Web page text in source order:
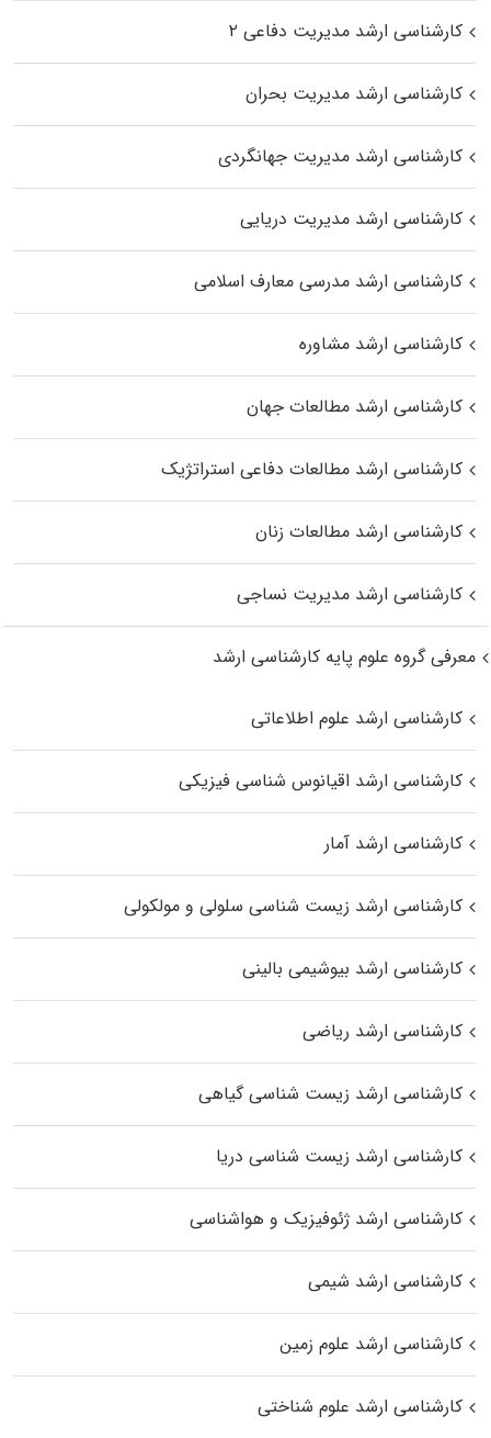
کارشناسی ارشد مدیریت دفاعی ۲
کارشناسی ارشد مدیریت بحران
کارشناسی ارشد مدیریت جهانگردی
کارشناسی ارشد مدیریت دریایی
کارشناسی ارشد مدرسی معارف اسلامی
کارشناسی ارشد مشاوره
کارشناسی ارشد مطالعات جهان
کارشناسی ارشد مطالعات دفاعی استراتژیک
کارشناسی ارشد مطالعات زنان
کارشناسی ارشد مدیریت نساجی
معرفی گروه علوم پایه کارشناسی ارشد
کارشناسی ارشد علوم اطلاعاتی
کارشناسی ارشد اقیانوس‌ شناسی فیزیکی
کارشناسی ارشد آمار
کارشناسی ارشد زیست شناسی سلولی و مولکولی
کارشناسی ارشد بیوشیمی بالینی
کارشناسی ارشد ریاضی
کارشناسی ارشد زیست‌ شناسی گیاهی
کارشناسی ارشد زیست‌ شناسی دریا
کارشناسی ارشد ژئوفیزیک و هواشناسی
کارشناسی ارشد شیمی
کارشناسی ارشد علوم زمین
کارشناسی ارشد علوم شناختی